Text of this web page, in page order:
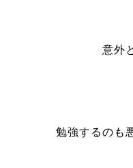
意外
勉強するのも